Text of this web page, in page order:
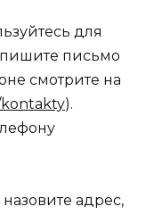
для
письмо
смотрите на
).
адрес,